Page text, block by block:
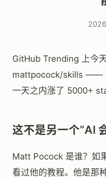
GitHub Trending 上今
mattpocock/skills ——
一天之内涨了 5000+
这不是另一个”AI
Matt Pocock 是谁？如
看过他的教程。他是那